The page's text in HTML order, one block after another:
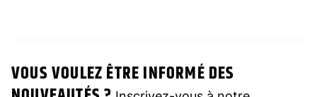
VOUS VOULEZ ÊTRE INFORMÉ DES